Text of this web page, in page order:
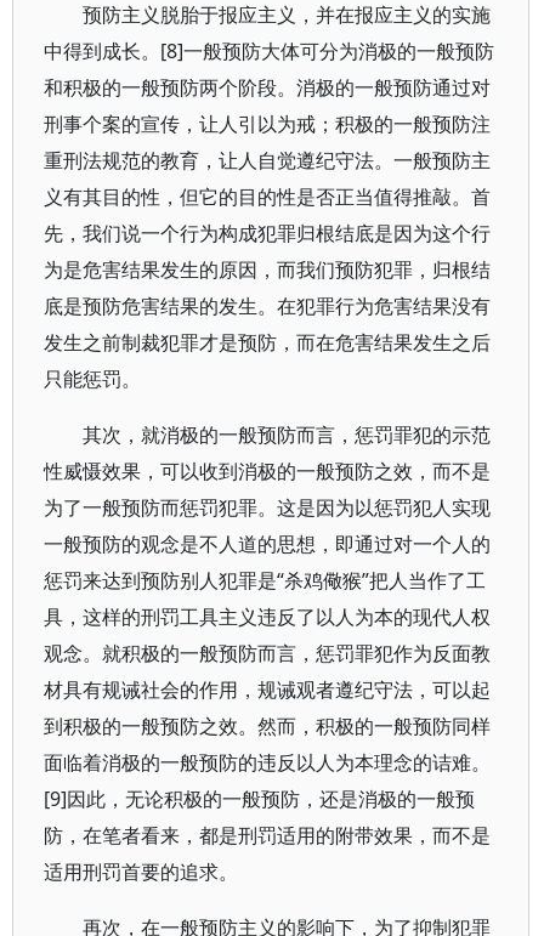
预防主义脱胎于报应主义，并在报应主义的实施
中得到成长。[8]一般预防大体可分为消极的一般预防
和积极的一般预防两个阶段。消极的一般预防通过对
刑事个案的宣传，让人引以为戒；积极的一般预防注
重刑法规范的教育，让人自觉遵纪守法。一般预防主
义有其目的性，但它的目的性是否正当值得推敲。首
先，我们说一个行为构成犯罪归根结底是因为这个行
为是危害结果发生的原因，而我们预防犯罪，归根结
底是预防危害结果的发生。在犯罪行为危害结果没有
发生之前制裁犯罪才是预防，而在危害结果发生之后
只能惩罚。
其次，就消极的一般预防而言，惩罚罪犯的示范
性威慑效果，可以收到消极的一般预防之效，而不是
为了一般预防而惩罚犯罪。这是因为以惩罚犯人实现
一般预防的观念是不人道的思想，即通过对一个人的
惩罚来达到预防别人犯罪是“杀鸡儆猴”把人当作了工
具，这样的刑罚工具主义违反了以人为本的现代人权
观念。就积极的一般预防而言，惩罚罪犯作为反面教
材具有规诫社会的作用，规诫观者遵纪守法，可以起
到积极的一般预防之效。然而，积极的一般预防同样
面临着消极的一般预防的违反以人为本理念的诘难。
[9]因此，无论积极的一般预防，还是消极的一般预
防，在笔者看来，都是刑罚适用的附带效果，而不是
适用刑罚首要的追求。
再次，在一般预防主义的影响下，为了抑制犯罪